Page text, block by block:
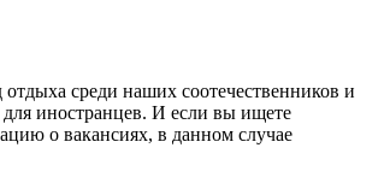
среди наших соотечественников и
иностранцев. И если вы ищете
о вакансиях, в данном случае